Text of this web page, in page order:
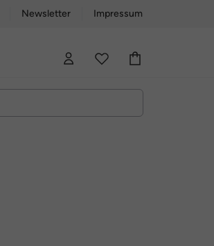
Newsletter Impressum